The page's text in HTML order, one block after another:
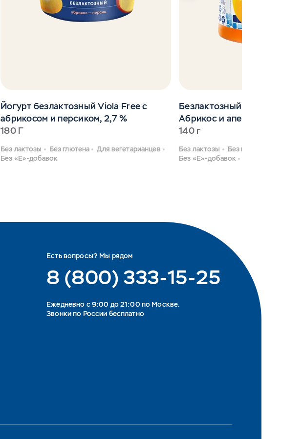
Йогурт безлактозный Viola Free с
абрикосом и персиком, 2,7 %
180 Г
Без лактозы Без глютена
Для вегетарианцев
Без «Е»-добавок
Безлактозный
Абрикос и апельсин
140 г
Без лактозы Без глютена
Без «Е»-добавок
Есть вопросы? Мы рядом
8 (800) 333-15-25
Eжедневно с 9:00 до 21:00 по Москве.
Звонки по России бесплатно